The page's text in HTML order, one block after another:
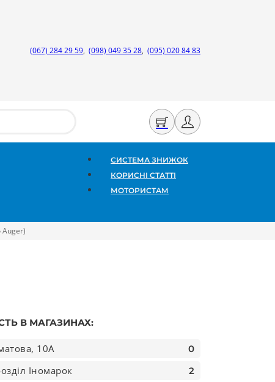
(067) 284 29 59, (098) 049 35 28, (095) 020 84 83
СИСТЕМА ЗНИЖОК
КОРИСНІ СТАТТІ
МОТОРИСТАМ
Auger)
В МАГАЗИНАХ:
10А 0
Іномарок 2